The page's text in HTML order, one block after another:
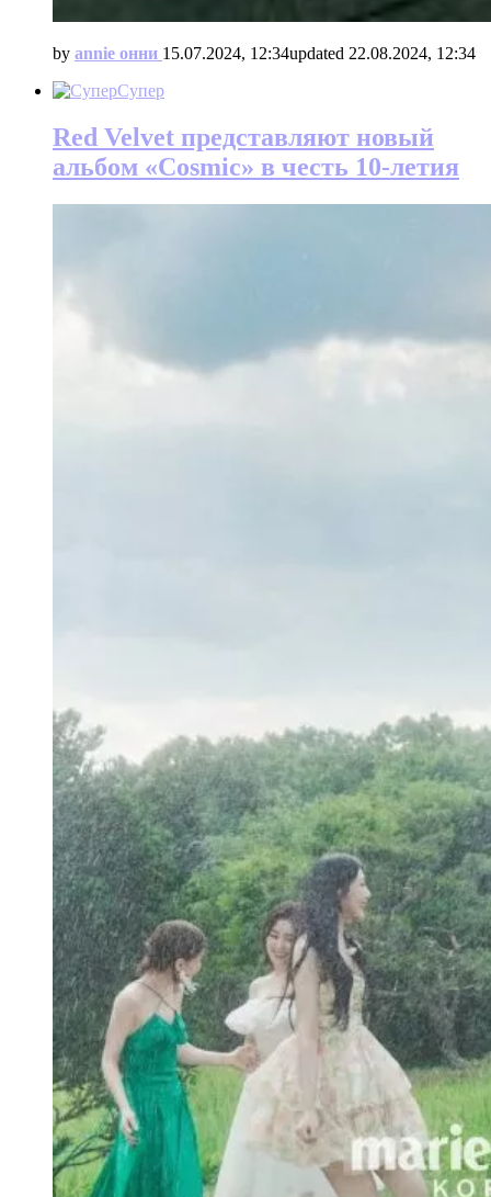
by annie онни 15.07.2024, 12:34updated 22.08.2024, 12:34
Супер
Red Velvet представляют новый
альбом «Cosmic» в честь 10-летия